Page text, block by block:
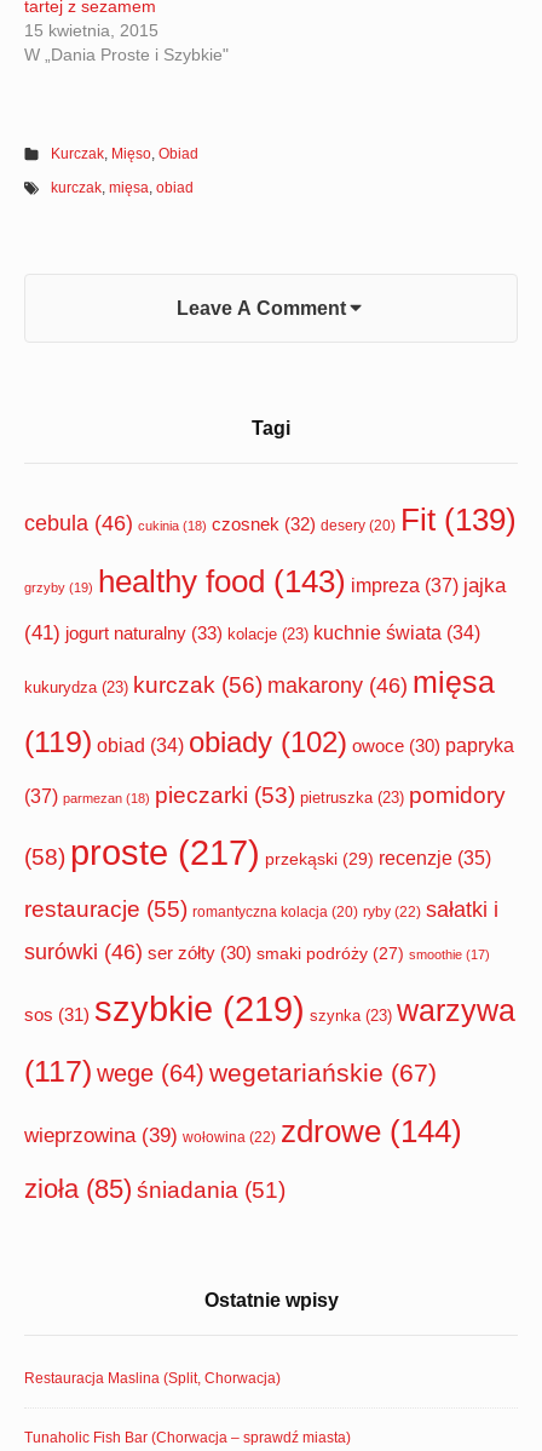
tartej z sezamem
15 kwietnia, 2015
W „Dania Proste i Szybkie"
Kurczak, Mięso,Obiad
kurczak,mięsa,obiad
Leave A Comment
Area
Tagi
cebula (46) cukinia (18) czosnek (32) desery (20) Fit (139)
grzyby (19) healthy food (143) impreza (37) jajka
(41) jogurt naturalny (33) kolacje (23) kuchnie świata (34)
kukurydza (23) kurczak (56) makarony (46) mięsa
(119) obiad (34) obiady (102) owoce (30) papryka
(37) parmezan (18) pieczarki (53) pietruszka (23) pomidory
(58) proste (217) przekąski (29) recenzje (35)
restauracje (55) romantyczna kolacja (20) ryby (22) sałatki i
surówki (46) ser zółty (30) smaki podróży (27) smoothie (17)
sos (31) szybkie (219) szynka (23) warzywa
(117) wege (64) wegetariańskie (67)
wieprzowina (39) wołowina (22) zdrowe (144)
zioła (85) śniadania (51)
Ostatnie wpisy
Restauracja Maslina (Split, Chorwacja)
Tunaholic Fish Bar (Chorwacja – sprawdź miasta)